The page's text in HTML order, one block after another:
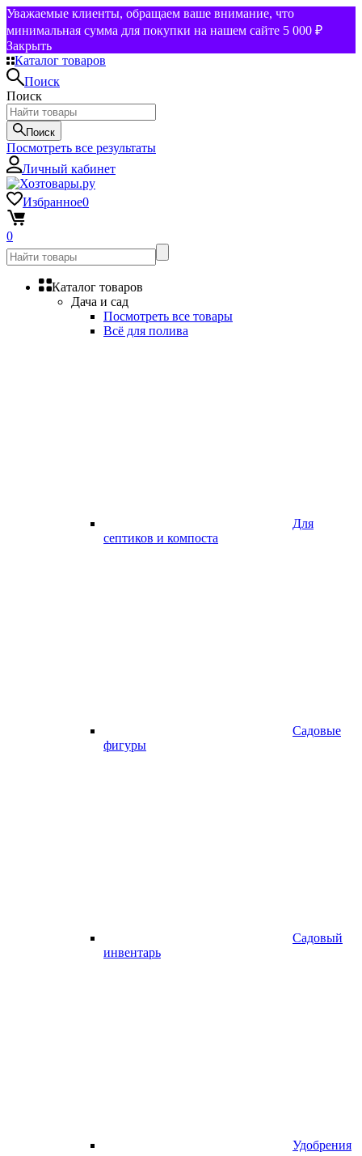
Уважаемые клиенты, обращаем ваше внимание, что
минимальная сумма для покупки на нашем сайте 5 000 ₽
Закрыть
Каталог товаров
Поиск
Поиск
Поиск
Посмотреть все результаты
Личный кабинет
Избранное0
0
Каталог товаров
Дача и сад
Посмотреть все товары
Всё для полива
Для
септиков и компоста
Садовые
фигуры
Садовый
инвентарь
Удобрения